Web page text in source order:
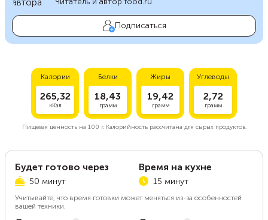
Подписаться
Калории
265,32
кКал
Белки
18,43
грамм
Жиры
19,42
грамм
Углеводы
2,72
грамм
Пищевая ценность на 100 г.Калорийность рассчитана для сырых продуктов.
Будет готово через
50 минут
Время на кухне
15 минут
Учитывайте, что время готовки может меняться из-за особенностей
вашей техники.